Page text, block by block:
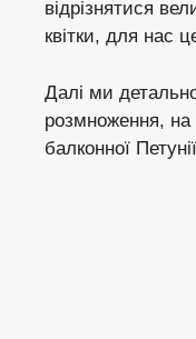
відрізнятися
квітки, для нас
Далі ми
розмноження, на
балконної